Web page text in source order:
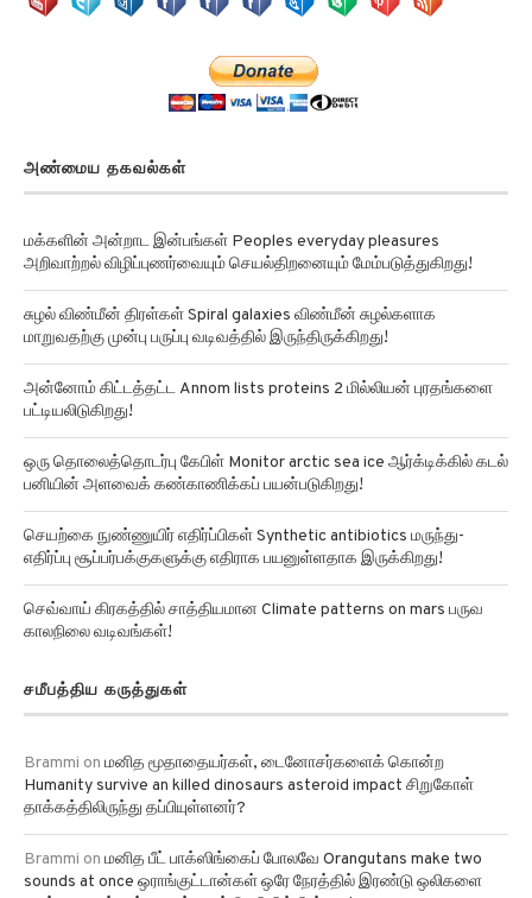
அறிவாற்றல் விழிப்புணர்வையும் செயல்திறனையும் மேம்படுத்துகிறது!
சுழல் விண்மீன் திரள்கள் Spiral galaxies விண்மீன் சுழல்களாக
மாறுவதற்கு முன்பு பருப்பு வடிவத்தில் இருந்திருக்கிறது!
அன்னோம் கிட்டத்தட்ட Annom lists proteins 2 மில்லியன் புரதங்களை
பட்டியலிடுகிறது!
ஒரு தொலைத்தொடர்பு கேபிள் Monitor arctic sea ice ஆர்க்டிக்கில் கடல்
பனியின் அளவைக் கண்காணிக்கப் பயன்படுகிறது!
செயற்கை நுண்ணுயிர் எதிர்ப்பிகள் Synthetic antibiotics மருந்து-
எதிர்ப்பு சூப்பர்பக்குகளுக்கு எதிராக பயனுள்ளதாக இருக்கிறது!
செவ்வாய் கிரகத்தில் சாத்தியமான Climate patterns on mars பருவ
காலநிலை வடிவங்கள்!
Humanity survive an killed dinosaurs asteroid impact சிறுகோள்
தாக்கத்திலிருந்து தப்பியுள்ளனர்?
Brammionமனித பீட் பாக்ஸிங்கைப் போலவே Orangutans make two
sounds at once ஒராங்குட்டான்கள் ஒரே நேரத்தில் இரண்டு ஒலிகளை
எழுப்ப முடியும் என்று ஆய்வுகள் தெரிவிக்கின்றன!